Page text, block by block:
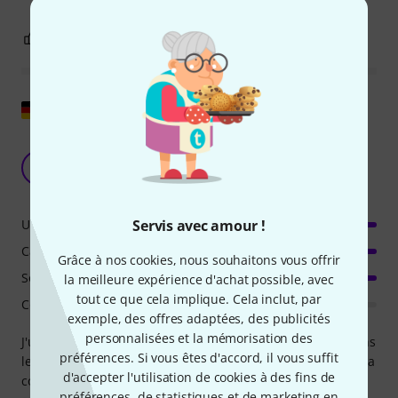
Servis avec amour !
Grâce à nos cookies, nous souhaitons vous offrir
la meilleure expérience d'achat possible, avec
tout ce que cela implique. Cela inclut, par
exemple, des offres adaptées, des publicités
personnalisées et la mémorisation des
préférences. Si vous êtes d'accord, il vous suffit
d'accepter l'utilisation de cookies à des fins de
SIGNALER L'ÉVALUATION
Un synthétiseur unique - 8 résonateurs
tschwerte 04.04.2021
J'utilise ce synthétiseur pour des productions audio 3D dans
le domaine de la musique de méditation, mais aussi pour la
conception sonore de pièces radiophoniques. Il est fourni
Utilisation
Caractéristiques
Son/Qualité
Consommation de ressources